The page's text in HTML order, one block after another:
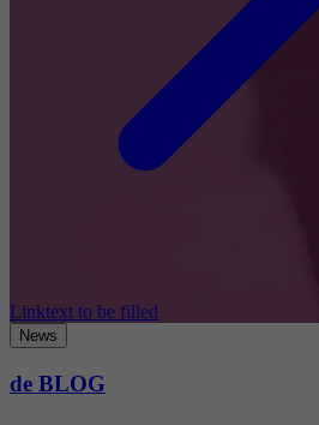
Linktext to be filled
News
de BLOG